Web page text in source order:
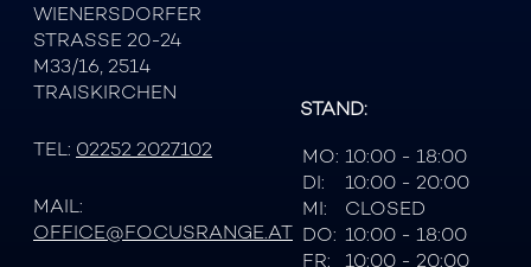
WIENERSDORFER
STRASSE 20-24
M33/16, 2514
TRAISKIRCHEN
TEL: 02252 2027102
MAIL:
OFFICE@FOCUSRANGE.AT
STAND:
MO: 10:00 - 18:00
DI:
10:00 - 20:00
MI:
CLOSED
DO: 10:00 - 18:00
FR:
10:00 - 20:00